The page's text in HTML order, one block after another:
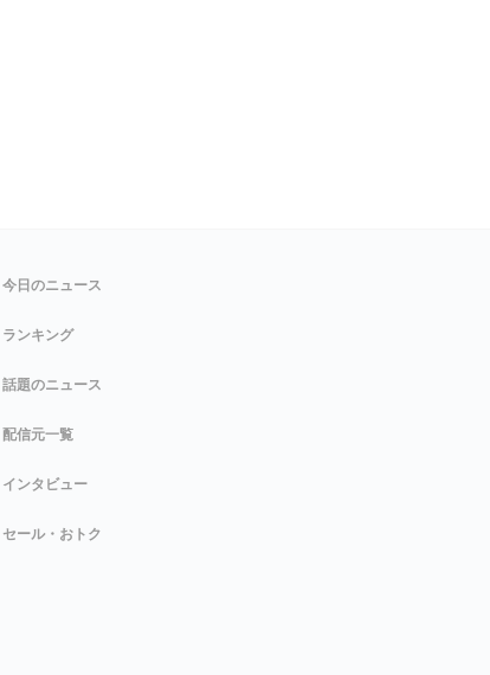
今日のニュース
ランキング
話題のニュース
配信元一覧
インタビュー
セール・おトク